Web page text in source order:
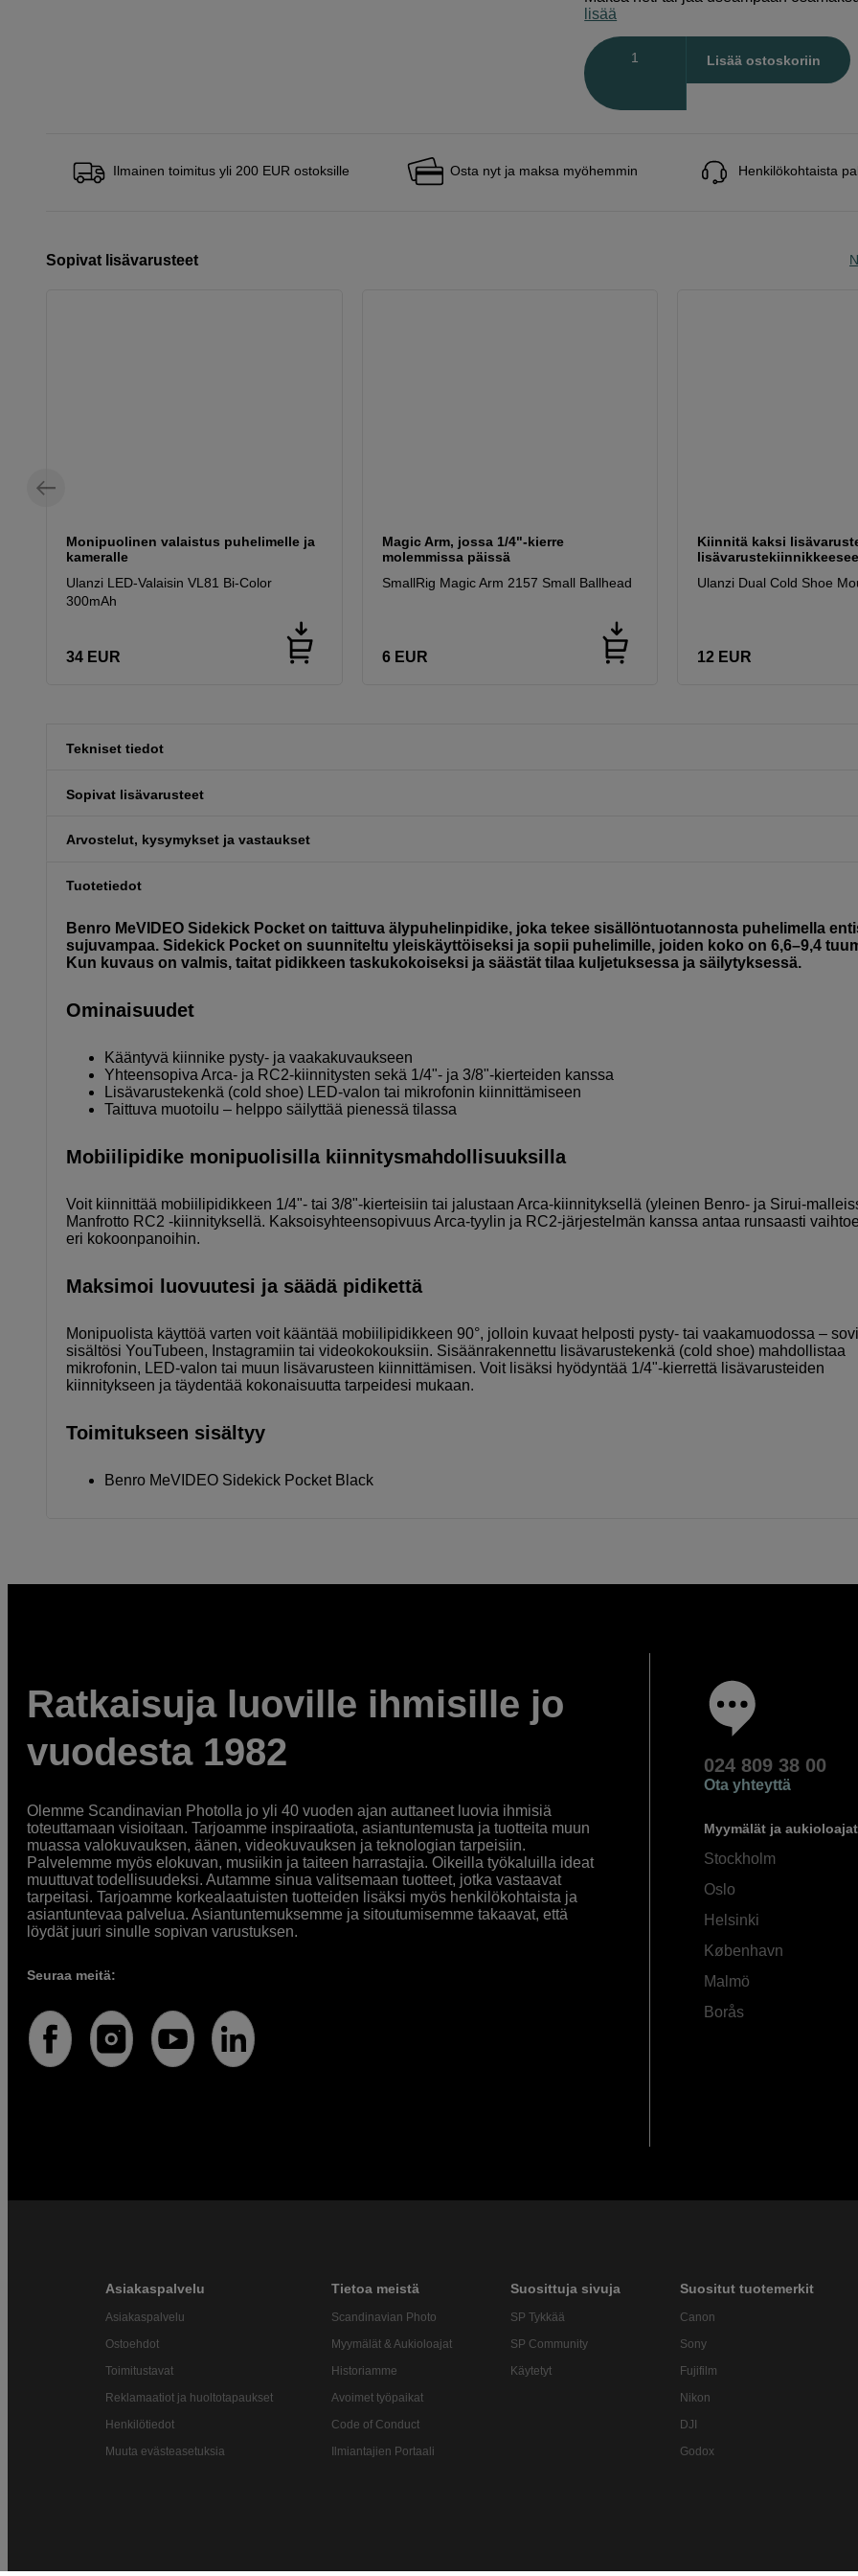
lisää
Lisää ostoskoriin
Ilmainen toimitus yli 200 EUR ostoksille Osta nyt ja maksa myöhemmin Henkilökohtaista
Sopivat lisävarusteet
Monipuolinen valaistus puhelimelle ja
kameralle
Ulanzi LED-Valaisin VL81 Bi-Color
300mAh
34 EUR
Magic Arm, jossa 1/4"-kierre
molemmissa päissä
SmallRig Magic Arm 2157 Small Ballhead
6 EUR
Kiinnitä kaksi
Ulanzi Dual Cold Shoe
12 EUR
Tekniset tiedot
Sopivat lisävarusteet
Arvostelut, kysymykset ja vastaukset
Tuotetiedot
Benro MeVIDEO Sidekick Pocket on taittuva älypuhelinpidike, joka tekee sisällöntuotannosta puhelimella
sujuvampaa. Sidekick Pocket on suunniteltu yleiskäyttöiseksi ja sopii puhelimille, joiden koko on 6,6–9,4
Kun kuvaus on valmis, taitat pidikkeen taskukokoiseksi ja säästät tilaa kuljetuksessa ja säilytyksessä.
Ominaisuudet
Kääntyvä kiinnike pysty- ja vaakakuvaukseen
Yhteensopiva Arca- ja RC2-kiinnitysten sekä 1/4"- ja 3/8"-kierteiden kanssa
Lisävarustekenkä (cold shoe) LED-valon tai mikrofonin kiinnittämiseen
Taittuva muotoilu – helppo säilyttää pienessä tilassa
Mobiilipidike monipuolisilla kiinnitysmahdollisuuksilla
Voit kiinnittää mobiilipidikkeen 1/4"- tai 3/8"-kierteisiin tai jalustaan Arca-kiinnityksellä (yleinen Benro- ja Sirui-
Manfrotto RC2 -kiinnityksellä. Kaksoisyhteensopivuus Arca-tyylin ja RC2-järjestelmän kanssa antaa runsaasti
eri kokoonpanoihin.
Maksimoi luovuutesi ja säädä pidikettä
Monipuolista käyttöä varten voit kääntää mobiilipidikkeen 90°, jolloin kuvaat helposti pysty- tai vaakamuodossa –
sisältösi YouTubeen, Instagramiin tai videokokouksiin. Sisäänrakennettu lisävarustekenkä (cold shoe) mahdollistaa
mikrofonin, LED-valon tai muun lisävarusteen kiinnittämisen. Voit lisäksi hyödyntää 1/4"-kierrettä lisävarusteiden
kiinnitykseen ja täydentää kokonaisuutta tarpeidesi mukaan.
Toimitukseen sisältyy
Benro MeVIDEO Sidekick Pocket Black
Ratkaisuja luoville ihmisille jo
vuodesta 1982
Olemme Scandinavian Photolla jo yli 40 vuoden ajan auttaneet luovia ihmisiä
toteuttamaan visioitaan. Tarjoamme inspiraatiota, asiantuntemusta ja tuotteita muun
muassa valokuvauksen, äänen, videokuvauksen ja teknologian tarpeisiin.
Palvelemme myös elokuvan, musiikin ja taiteen harrastajia. Oikeilla työkaluilla ideat
muuttuvat todellisuudeksi. Autamme sinua valitsemaan tuotteet, jotka vastaavat
tarpeitasi. Tarjoamme korkealaatuisten tuotteiden lisäksi myös henkilökohtaista ja
asiantuntevaa palvelua. Asiantuntemuksemme ja sitoutumisemme takaavat, että
löydät juuri sinulle sopivan varustuksen.
Seuraa meitä:
024 809 38 00
Ota yhteyttä
Myymälät ja aukioloajat
Stockholm
Oslo
Helsinki
København
Malmö
Borås
Asiakaspalvelu
Asiakaspalvelu
Ostoehdot
Toimitustavat
Reklamaatiot ja huoltotapaukset
Henkilötiedot
Muuta evästeasetuksia
Tietoa meistä
Scandinavian Photo
Myymälät & Aukioloajat
Historiamme
Avoimet työpaikat
Code of Conduct
Ilmiantajien Portaali
Suosittuja sivuja
SP Tykkää
SP Community
Käytetyt
Suositut tuotemerkit
Canon
Sony
Fujifilm
Nikon
DJI
Godox